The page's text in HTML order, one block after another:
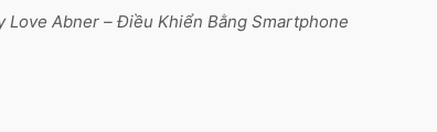
Love Abner – Điều Khiển Bằng Smartphone